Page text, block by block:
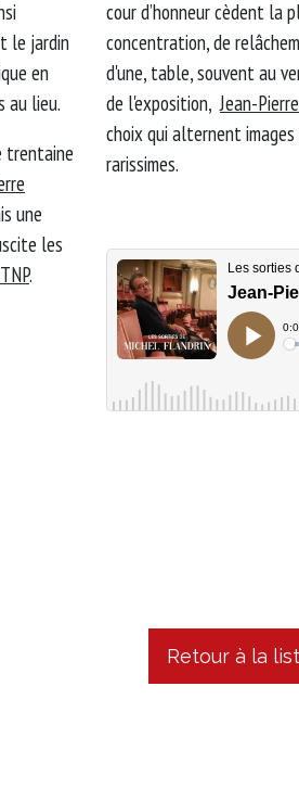
le jardin
en
au lieu.
trentaine
une
les
TNP.
cour d’honneur cèdent la
concentration, de
d'une, table, souvent au
de l'exposition,Jean-
choix qui alternent
rarissimes.
Retour à la